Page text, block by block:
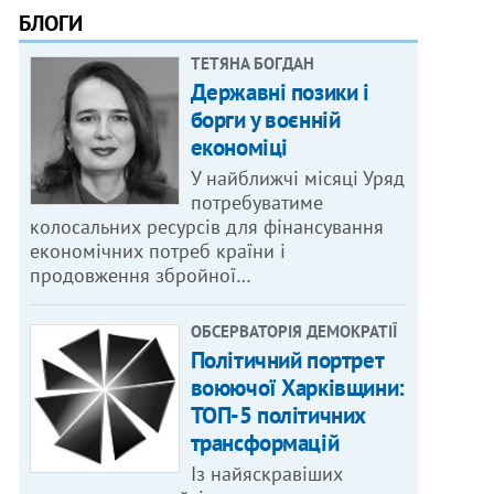
БЛОГИ
ТЕТЯНА БОГДАН
Державні позики і
борги у воєнній
економіці
У найближчі місяці Уряд
потребуватиме
колосальних ресурсів для фінансування
економічних потреб країни і
продовження збройної…
ОБСЕРВАТОРІЯ ДЕМОКРАТІЇ
Політичний портрет
воюючої Харківщини:
ТОП-5 політичних
трансформацій
Із найяскравіших